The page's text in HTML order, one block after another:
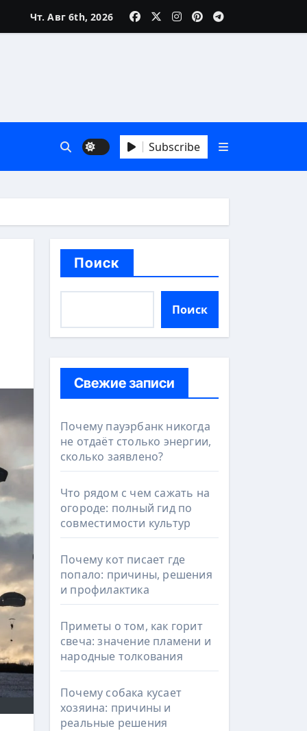
Чт. Авг 6th, 2026
Subscribe
Поиск
Поиск
Свежие записи
Почему пауэрбанк никогда
не отдаёт столько энергии,
сколько заявлено?
Что рядом с чем сажать на
огороде: полный гид по
совместимости культур
Почему кот писает где
попало: причины, решения
и профилактика
Приметы о том, как горит
свеча: значение пламени и
народные толкования
Почему собака кусает
хозяина: причины и
реальные решения